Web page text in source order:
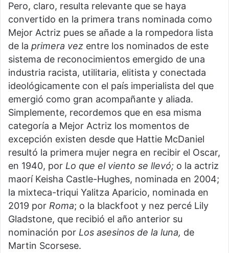
Pero, claro, resulta relevante que se haya
convertido en la primera trans nominada como
Mejor Actriz pues se añade a la rompedora lista
de la primera vez entre los nominados de este
sistema de reconocimientos emergido de una
industria racista, utilitaria, elitista y conectada
ideológicamente con el país imperialista del que
emergió como gran acompañante y aliada.
Simplemente, recordemos que en esa misma
categoría a Mejor Actriz los momentos de
excepción existen desde que Hattie McDaniel
resultó la primera mujer negra en recibir el Oscar,
en 1940, por Lo que el viento se llevó; o la actriz
maorí Keisha Castle-Hughes, nominada en 2004;
la mixteca-triqui Yalitza Aparicio, nominada en
2019 por Roma; o la blackfoot y nez percé Lily
Gladstone, que recibió el año anterior su
nominación por Los asesinos de la luna, de
Martin Scorsese.